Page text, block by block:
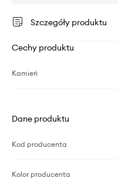
Szczegóły produktu
Cechy produktu
Kamień
Dane produktu
Kod producenta
Kolor producenta